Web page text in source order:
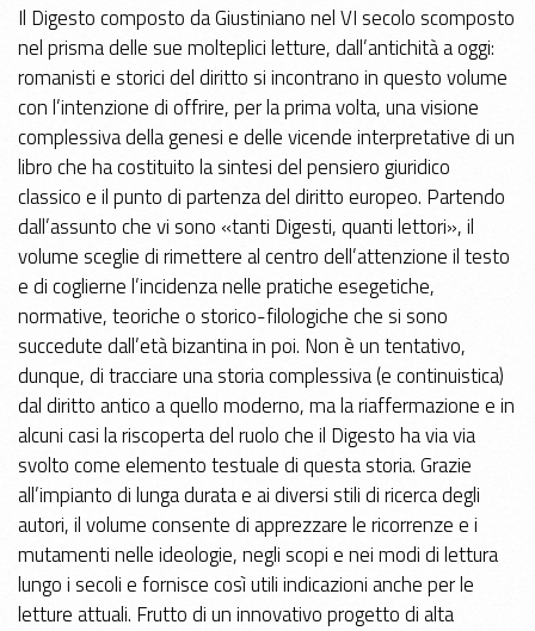
Il Digesto composto da Giustiniano nel VI secolo scomposto
nel prisma delle sue molteplici letture, dall’antichità a oggi:
romanisti e storici del diritto si incontrano in questo volume
con l’intenzione di offrire, per la prima volta, una visione
complessiva della genesi e delle vicende interpretative di un
libro che ha costituito la sintesi del pensiero giuridico
classico e il punto di partenza del diritto europeo. Partendo
dall’assunto che vi sono «tanti Digesti, quanti lettori», il
volume sceglie di rimettere al centro dell’attenzione il testo
e di coglierne l’incidenza nelle pratiche esegetiche,
normative, teoriche o storico-filologiche che si sono
succedute dall’età bizantina in poi. Non è un tentativo,
dunque, di tracciare una storia complessiva (e continuistica)
dal diritto antico a quello moderno, ma la riaffermazione e in
alcuni casi la riscoperta del ruolo che il Digesto ha via via
svolto come elemento testuale di questa storia. Grazie
all’impianto di lunga durata e ai diversi stili di ricerca degli
autori, il volume consente di apprezzare le ricorrenze e i
mutamenti nelle ideologie, negli scopi e nei modi di lettura
lungo i secoli e fornisce così utili indicazioni anche per le
letture attuali. Frutto di un innovativo progetto di alta